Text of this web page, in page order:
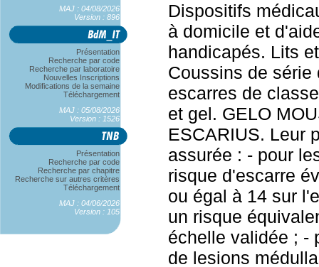
MAJ : 04/08/2026
Version : 896
Présentation
Recherche par code
Recherche par laboratoire
Nouvelles Inscriptions
Modifications de la semaine
Téléchargement
MAJ : 05/08/2026
Version : 1526
Présentation
Recherche par code
Recherche par chapitre
Recherche sur autres critères
Téléchargement
MAJ : 04/06/2026
Version : 105
Dispositifs
à domicile et
handicapés. Lits
Coussins de série
escarres de
et gel. GELO
ESCARIUS. Leur
assurée : - pour
risque d'escarre
ou égal à 14 sur
un risque
échelle validée ; -
de lesions